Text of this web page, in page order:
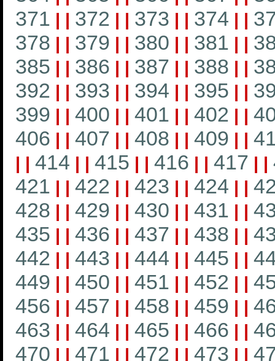
371 | | 372 | | 373 | | 374 | |
378 | | 379 | | 380 | | 381 | |
385 | | 386 | | 387 | | 388 | |
392 | | 393 | | 394 | | 395 | |
399 | | 400 | | 401 | | 402 | |
406 | | 407 | | 408 | | 409 | |
| | 414 | | 415 | | 416 | | 417 | |
421 | | 422 | | 423 | | 424 | |
428 | | 429 | | 430 | | 431 | |
435 | | 436 | | 437 | | 438 | |
442 | | 443 | | 444 | | 445 | |
449 | | 450 | | 451 | | 452 | |
456 | | 457 | | 458 | | 459 | |
463 | | 464 | | 465 | | 466 | |
470 | | 471 | | 472 | | 473 | |